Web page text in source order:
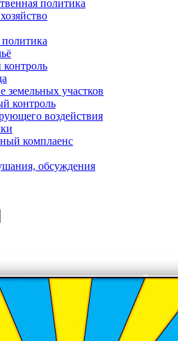
политика
земельных участков
контроль
воздействия
комплаенс
обсуждения